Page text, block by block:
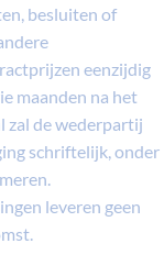
besluiten of
eenzijdig
maanden na het
zal de wederpartij
schriftelijk, onder
leveren geen